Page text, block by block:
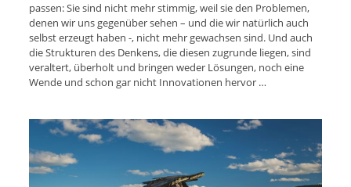
passen: Sie sind nicht mehr stimmig, weil sie den Problemen,
denen wir uns gegenüber sehen – und die wir natürlich auch
selbst erzeugt haben -, nicht mehr gewachsen sind. Und auch
die Strukturen des Denkens, die diesen zugrunde liegen, sind
veraltert, überholt und bringen weder Lösungen, noch eine
Wende und schon gar nicht Innovationen hervor …